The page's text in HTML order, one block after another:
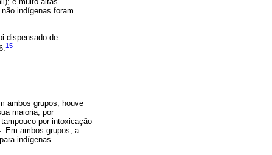
indígenas foram
dispensado de
15
ambos grupos, houve
maioria, por
por intoxicação
Em ambos grupos, a
indígenas.